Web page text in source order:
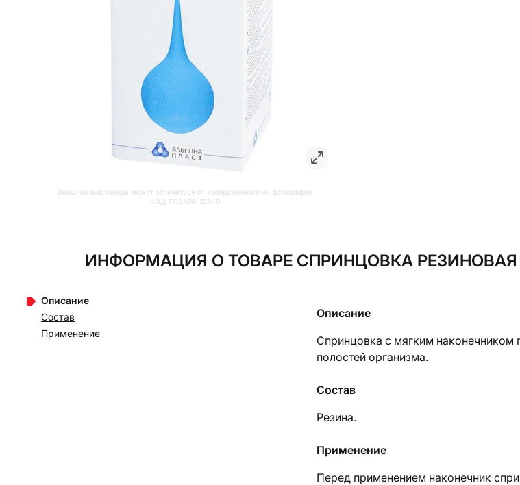
Внешний вид товара может отличаться от изображённого на фотографии
КОД ТОВАРА: 12840
ИНФОРМАЦИЯ О ТОВАРЕ СПРИНЦОВКА
Описание
Состав
Применение
Описание
Спринцовка с мягким наконечником
полостей организма.
Состав
Резина.
Применение
Перед применением наконечник